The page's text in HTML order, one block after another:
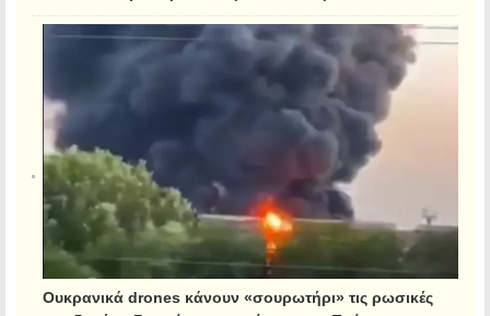
Ουκρανικά drones κάνουν «σουρωτήρι» τις ρωσικές